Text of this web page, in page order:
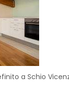
a Schio